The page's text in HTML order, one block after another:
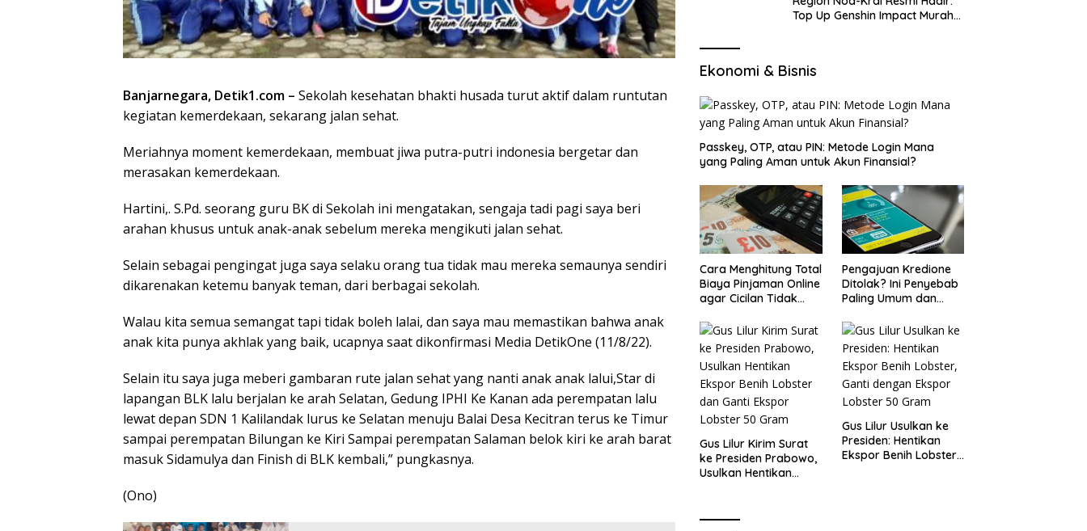
Banjarnegara, Detik1.com – Sekolah kesehatan bhakti husada turut aktif dalam runtutan
kegiatan kemerdekaan, sekarang jalan sehat.
Meriahnya moment kemerdekaan, membuat jiwa putra-putri indonesia bergetar dan
merasakan kemerdekaan.
Hartini,. S.Pd. seorang guru BK di Sekolah ini mengatakan, sengaja tadi pagi saya beri
arahan khusus untuk anak-anak sebelum mereka mengikuti jalan sehat.
Selain sebagai pengingat juga saya selaku orang tua tidak mau mereka semaunya sendiri
dikarenakan ketemu banyak teman, dari berbagai sekolah.
Walau kita semua semangat tapi tidak boleh lalai, dan saya mau memastikan bahwa anak
anak kita punya akhlak yang baik, ucapnya saat dikonfirmasi Media DetikOne (11/8/22).
Selain itu saya juga meberi gambaran rute jalan sehat yang nanti anak anak lalui,Star di
lapangan BLK lalu berjalan ke arah Selatan, Gedung IPHI Ke Kanan ada perempatan lalu
lewat depan SDN 1 Kalilandak lurus ke Selatan menuju Balai Desa Kecitran terus ke Timur
sampai perempatan Bilungan ke Kiri Sampai perempatan Salaman belok kiri ke arah barat
masuk Sidamulya dan Finish di BLK kembali,” pungkasnya.
(Ono)
Top Up Genshin Impact Murah
Ekonomi & Bisnis
Passkey, OTP, atau PIN: Metode Login Mana
yang Paling Aman untuk Akun Finansial?
Cara Menghitung Total
Biaya Pinjaman Online
agar Cicilan Tidak
Pengajuan Kredione
Ditolak? Ini Penyebab
Paling Umum dan
Gus Lilur Kirim Surat
ke Presiden Prabowo,
Usulkan Hentikan
Lobster 50 Gram
Gus Lilur Usulkan ke
Presiden: Hentikan
Ekspor Benih Lobster,